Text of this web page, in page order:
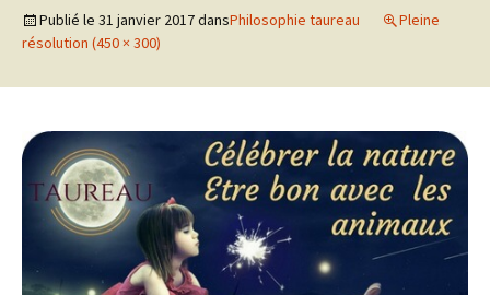
Publié le 31 janvier 2017dansPhilosophie taureau
Pleine
résolution (450 × 300)